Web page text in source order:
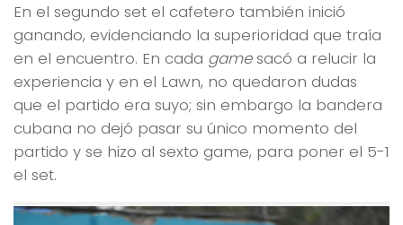
En el segundo set el cafetero también inició
ganando, evidenciando la superioridad que traía
en el encuentro. En cada gamesacó a relucir la
experiencia y en el Lawn, no quedaron dudas
que el partido era suyo; sin embargo la bandera
cubana no dejó pasar su único momento del
partido y se hizo al sexto game, para poner el 5-1
el set.